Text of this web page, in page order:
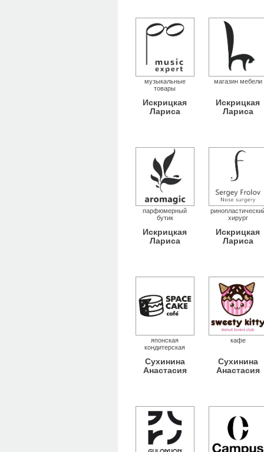
музыкальные
товары
Искрицкая
Лариса
магазин мебели
Искрицкая
Лариса
парфюмерный
бутик
Искрицкая
Лариса
хирург
Искрицкая
Лариса
японская
кондитерская
Сухинина
Анастасия
кафе
Сухинина
Анастасия